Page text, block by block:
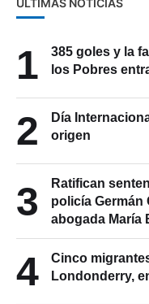
ÚLTIMAS NOTICIAS
1
385 goles y la
los Pobres
2
Día
origen
3
Ratifican
policía Germán
abogada María
4
Cinco
Londonderry,